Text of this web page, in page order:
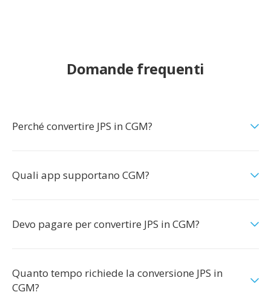
Domande frequenti
Perché convertire JPS in CGM?
Quali app supportano CGM?
Devo pagare per convertire JPS in CGM?
Quanto tempo richiede la conversione JPS in
CGM?